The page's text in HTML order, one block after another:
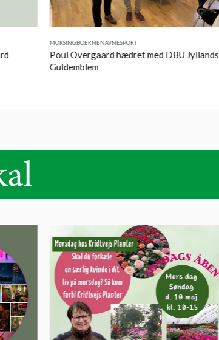
MORSINGBOERNENAVNESPORT
Poul Overgaard hædret med DBU Jyllands
Guldemblem